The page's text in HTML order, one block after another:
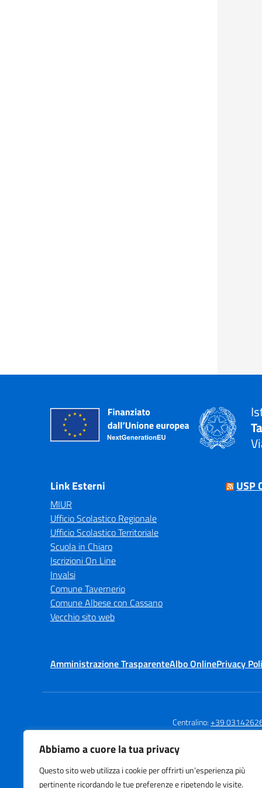
Abbiamo a cuore la tua privacy
Questo sito web utilizza i cookie per offrirti un’esperienza più
pertinente ricordando le tue preferenze e ripetendo le visite.
Link Esterni
MIUR
Ufficio Scolastico Regionale
Ufficio Scolastico Territoriale
Scuola in Chiaro
Iscrizioni On Line
Invalsi
Comune Tavernerio
Comune Albese con Cassano
Vecchio sito web
USP
Amministrazione TrasparenteAlbo OnlinePrivacy
Centralino:+39
Istituto Comprensivo